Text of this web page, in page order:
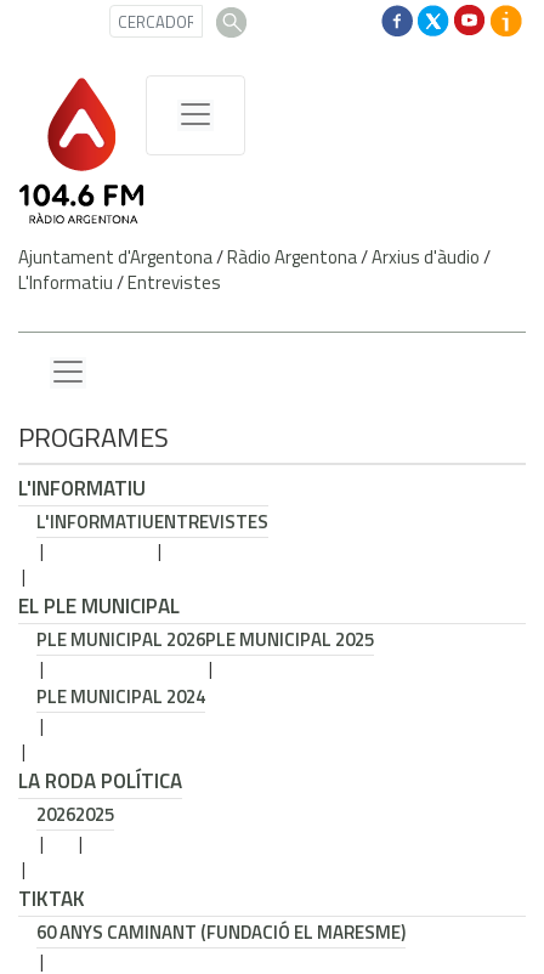
Ajuntament d'Argentona/Ràdio Argentona/Arxius d'àudio/
L'Informatiu/Entrevistes
PROGRAMES
L'INFORMATIU
L'INFORMATIUENTREVISTES
EL PLE MUNICIPAL
PLE MUNICIPAL 2026PLE MUNICIPAL 2025
PLE MUNICIPAL 2024
LA RODA POLÍTICA
20262025
TIKTAK
60 ANYS CAMINANT (FUNDACIÓ EL MARESME)